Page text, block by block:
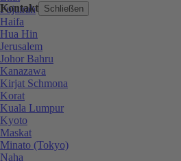
Kontakt Schließen
Fujairah
Haifa
Hua Hin
Jerusalem
Johor Bahru
Kanazawa
Kirjat Schmona
Korat
Kuala Lumpur
Kyoto
Maskat
Minato (Tokyo)
Naha